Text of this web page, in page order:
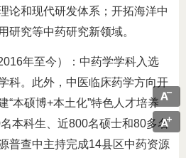
论和现代研发体系；开拓海洋中
研究等中药研究新领域。
年至今）：中药学学科入选
科。此外，中医临床药学方向开
“本硕博+本土化”特色人才培养
本科生、近800名硕士和80多名
普查中主持完成14县区中药资源